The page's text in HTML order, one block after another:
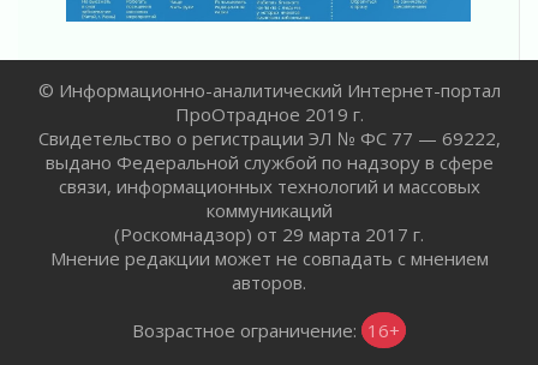
В Ивангороде назвали новых почетных
Готовность №1
Километровые столбы «Дороги жизни»
отправили на реставрацию
Ленобласть внедрила передовую подготовку
операторов БПЛА
В Ивангороде появилась «Избушка-
© Информационно-аналитический Интернет-портал
ПроОтрадное 2019 г.
Свидетельство о регистрации ЭЛ № ФС 77 — 69222,
выдано Федеральной службой по надзору в сфере
связи, информационных технологий и массовых
коммуникаций
(Роскомнадзор) от 29 марта 2017 г.
Мнение редакции может не совпадать с мнением
авторов.
Возрастное ограничение: 16+